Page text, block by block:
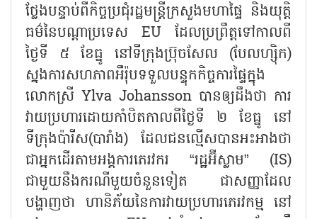
ថ្លែងបន្ទាប់ពីកិច្ចប្រជុំរដ្ឋមន្ត្រីក្រសួងមហាផ្ទៃ និងយុត្តិ
ធម៌នៃបណ្តាប្រទេស EU ដែលប្រព្រឹត្តទៅកាលពី
ថ្ងៃទី ៥ ខែធ្នូ នៅទីក្រុងប្រ៊ុចសែល (បែលហ្ស៊ិក)
ស្នងការសហភាពអឺរ៉ុបទទួលបន្ទុកកិច្ចការផ្ទៃក្នុង
លោកស្រី Ylva Johansson បានឲ្យដឹងថា ការ
វាយប្រហារដោយកាំបិតកាលពីថ្ងៃទី ២ ខែធ្នូ នៅ
ទីក្រុងប៉ារីស(បារាំង) ដែលជនល្មើសបានអះអាងថា
ជាអ្នកដើរតាមអង្គការភេរវករ “រដ្ឋអ៊ីស្លាម” (IS)
ជាមួយនឹងករណីមួយចំនួនទៀត ជាសញ្ញាដែល
បង្ហាញថា ហានិភ័យនៃការវាយប្រហារភេរវកម្ម នៅ